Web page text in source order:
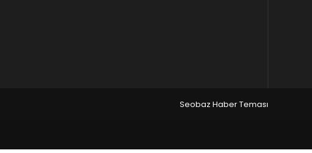
Seobaz Haber Teması